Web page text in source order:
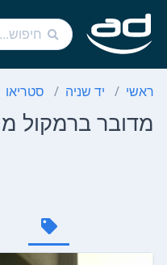
ראשי יד שניה סטריאו
מדובר ברמקול